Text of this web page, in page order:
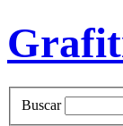
Buscar